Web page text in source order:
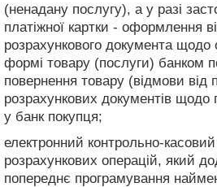
(ненадану послугу), а у разі
платіжної картки - оформлення
розрахункового документа щодо
формі товару (послуги) банком
повернення товару (відмови
розрахункових документів щодо
у банк покупця;
електронний контрольно-
розрахункових операцій, який
попереднє програмування